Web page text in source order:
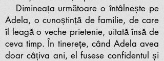
Dimineața următoare o întâlnește pe
Adela, o cunoștință de familie, de care
îl leagă o veche prietenie, uitată însă de
ceva timp. În tinerețe, când Adela avea
doar câțiva ani, el fusese confidentul și